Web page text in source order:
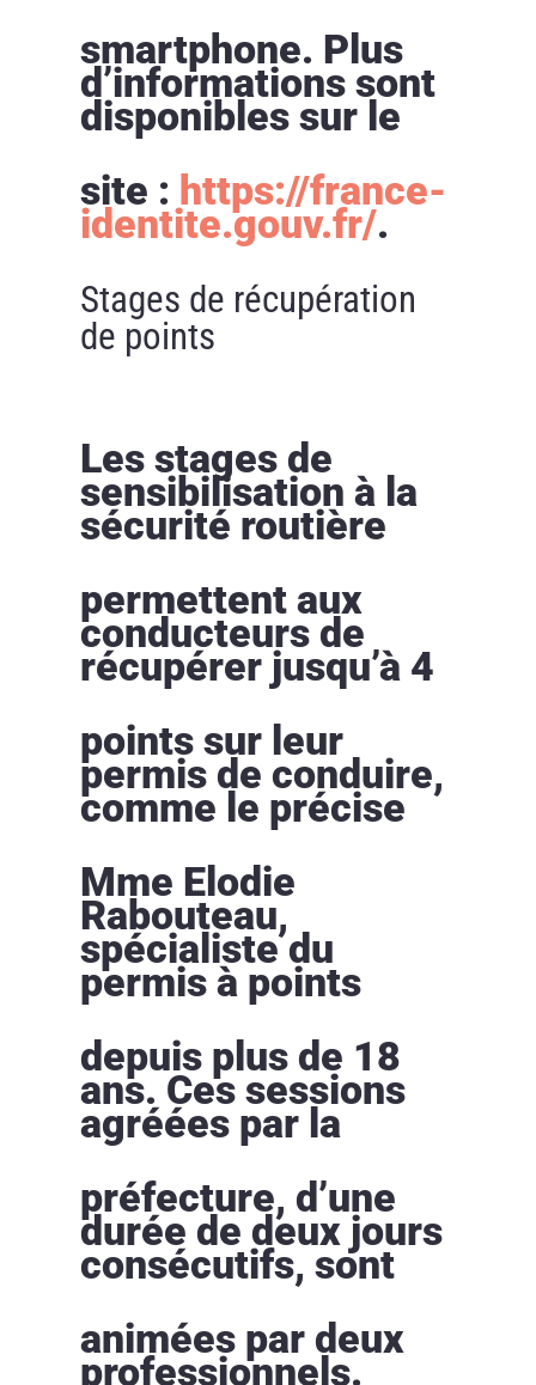
smartphone. Plus
d’informations sont
disponibles sur le
site : https://france-
identite.gouv.fr/.
Stages de récupération
de points
Les stages de
sensibilisation à la
sécurité routière
permettent aux
conducteurs de
récupérer jusqu’à 4
points sur leur
permis de conduire,
comme le précise
Mme Elodie
Rabouteau,
spécialiste du
permis à points
depuis plus de 18
ans. Ces sessions
agréées par la
préfecture, d’une
durée de deux jours
consécutifs, sont
animées par deux
professionnels.